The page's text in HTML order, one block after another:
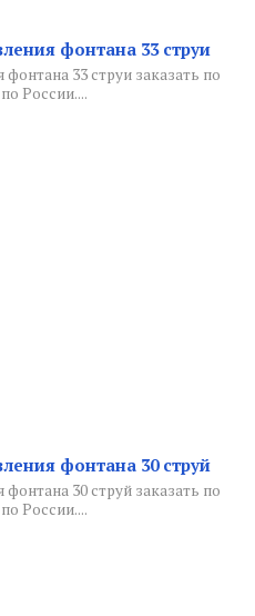
фонтана 33 струи
33 струи заказать по
России....
фонтана 30 струй
30 струй заказать по
России....